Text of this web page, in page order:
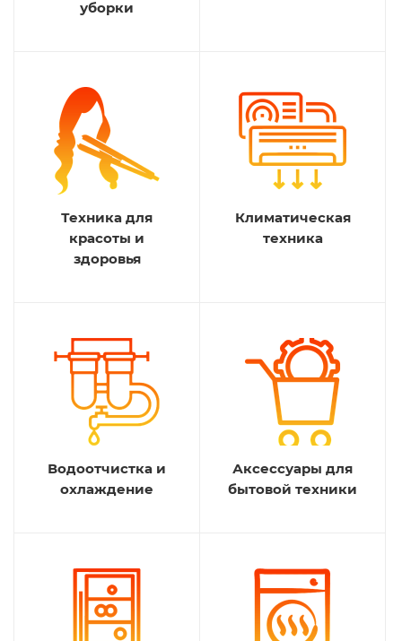
уборки
Техника для
красоты и
здоровья
Климатическая
техника
Водоотчистка и
охлаждение
Аксессуары для
бытовой техники